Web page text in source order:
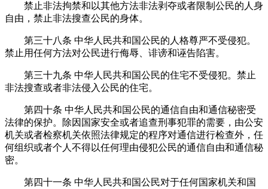
禁止非法拘禁和以其他方法非法剥夺或者限制公民的人身
自由，禁止非法搜查公民的身体。
第三十八条 中华人民共和国公民的人格尊严不受侵犯。
禁止用任何方法对公民进行侮辱、诽谤和诬告陷害。
第三十九条 中华人民共和国公民的住宅不受侵犯。禁止
非法搜查或者非法侵入公民的住宅。
第四十条 中华人民共和国公民的通信自由和通信秘密受
法律的保护。除因国家安全或者追查刑事犯罪的需要，由公安
机关或者检察机关依照法律规定的程序对通信进行检查外，任
何组织或者个人不得以任何理由侵犯公民的通信自由和通信秘
密。
第四十一条 中华人民共和国公民对于任何国家机关和国